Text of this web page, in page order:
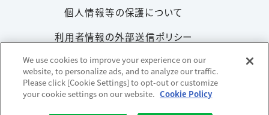
個人情報等の保護について
利用者情報の外部送信ポリシー
ソーシャルメディアポリシー
サイトマップ
Copyright© 1996-2026 Lion Corporation. All rights reserved.
We use cookies to improve your experience on our
website, to personalize ads, and to analyze our traffic.
Please click [Cookie Settings] to opt-out or customize
your cookie settings on our website. Cookie Policy